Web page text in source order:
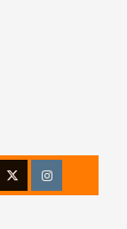
TwitterInstagram